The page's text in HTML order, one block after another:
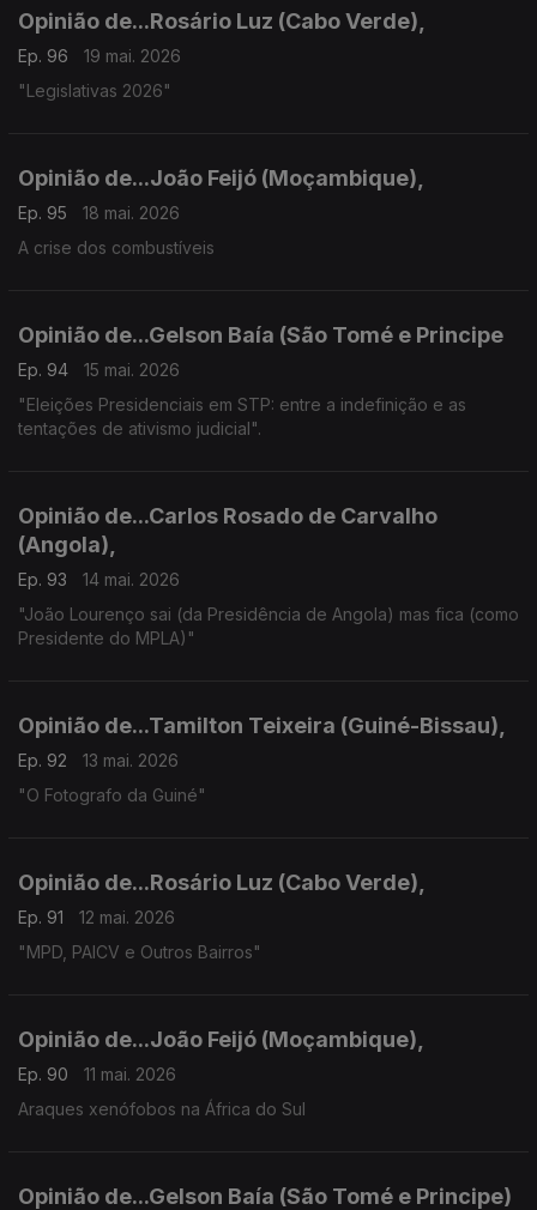
Opinião de...Rosário Luz (Cabo Verde),
Ep. 96
19 mai. 2026
"Legislativas 2026"
Opinião de...João Feijó (Moçambique),
Ep. 95
18 mai. 2026
A crise dos combustíveis
Opinião de...Gelson Baía (São Tomé e Principe
Ep. 94
15 mai. 2026
"Eleições Presidenciais em STP: entre a indefinição e as
tentações de ativismo judicial".
Opinião de...Carlos Rosado de Carvalho
(Angola),
Ep. 93
14 mai. 2026
"João Lourenço sai (da Presidência de Angola) mas fica (como
Presidente do MPLA)"
Opinião de...Tamilton Teixeira (Guiné-Bissau),
Ep. 92
13 mai. 2026
"O Fotografo da Guiné"
Opinião de...Rosário Luz (Cabo Verde),
Ep. 91
12 mai. 2026
"MPD, PAICV e Outros Bairros"
Opinião de...João Feijó (Moçambique),
Ep. 90
11 mai. 2026
Araques xenófobos na África do Sul
Opinião de...Gelson Baía (São Tomé e Principe)